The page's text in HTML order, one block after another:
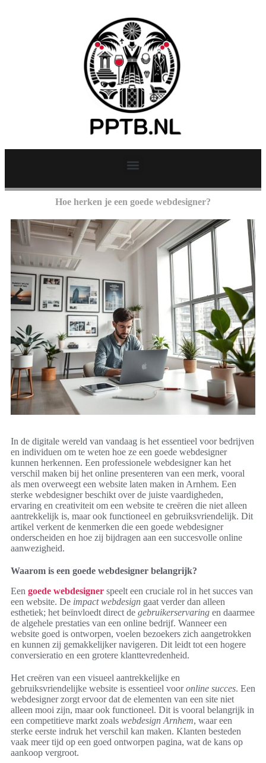
Hoe herken je een goede webdesigner?
In de digitale wereld van vandaag is het essentieel voor bedrijven
en individuen om te weten hoe ze een goede webdesigner
kunnen herkennen. Een professionele webdesigner kan het
verschil maken bij het online presenteren van een merk, vooral
als men overweegt een website laten maken in Arnhem. Een
sterke webdesigner beschikt over de juiste vaardigheden,
ervaring en creativiteit om een website te creëren die niet alleen
aantrekkelijk is, maar ook functioneel en gebruiksvriendelijk. Dit
artikel verkent de kenmerken die een goede webdesigner
onderscheiden en hoe zij bijdragen aan een succesvolle online
aanwezigheid.
Waarom is een goede webdesigner belangrijk?
Een goede webdesigner speelt een cruciale rol in het succes van
een website. De impact webdesign gaat verder dan alleen
esthetiek; het beïnvloedt direct de gebruikerservaring en daarmee
de algehele prestaties van een online bedrijf. Wanneer een
website goed is ontworpen, voelen bezoekers zich aangetrokken
en kunnen zij gemakkelijker navigeren. Dit leidt tot een hogere
conversieratio en een grotere klanttevredenheid.
Het creëren van een visueel aantrekkelijke en
gebruiksvriendelijke website is essentieel vooronline succes. Een
webdesigner zorgt ervoor dat de elementen van een site niet
alleen mooi zijn, maar ook functioneel. Dit is vooral belangrijk in
een competitieve markt zoals webdesign Arnhem, waar een
sterke eerste indruk het verschil kan maken. Klanten besteden
vaak meer tijd op een goed ontworpen pagina, wat de kans op
aankoop vergroot.